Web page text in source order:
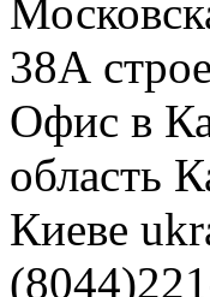
38А
Офис в
область
Киеве